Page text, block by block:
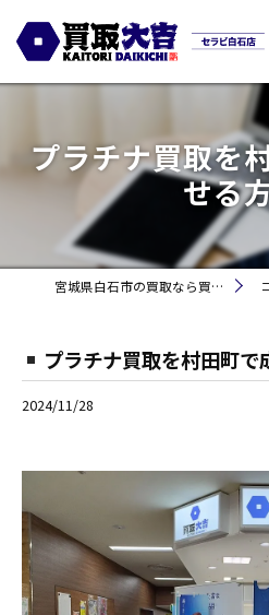
プラチナ買取を
せる
宮城県白石市の買取なら買取大吉セラビ白石店 コ
プラチナ買取を村田町で
2024/11/28